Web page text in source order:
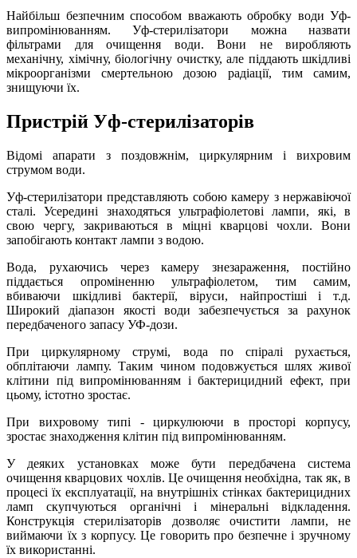
Найбільш безпечним способом вважають обробку води Уф-
випромінюванням. Уф-стерилізатори можна назвати
фільтрами для очищення води. Вони не виробляють
механічну, хімічну, біологічну очистку, але піддають шкідливі
мікроорганізми смертельною дозою радіації, тим самим,
знищуючи їх.
Пристрій Уф-стерилізаторів
Відомі апарати з поздовжнім, циркулярним і вихровим
струмом води.
Уф-стерилізатори представляють собою камеру з нержавіючої
сталі. Усередині знаходяться ультрафіолетові лампи, які, в
свою чергу, закриваються в міцні кварцові чохли. Вони
запобігають контакт лампи з водою.
Вода, рухаючись через камеру знезараження, постійно
піддається опроміненню ультрафіолетом, тим самим,
вбиваючи шкідливі бактерії, віруси, найпростіші і т.д.
Широкий діапазон якості води забезпечується за рахунок
передбаченого запасу УФ-дози.
При циркулярному струмі, вода по спіралі рухається,
обплітаючи лампу. Таким чином подовжується шлях живої
клітини під випромінюванням і бактерицидний ефект, при
цьому, істотно зростає.
При вихровому типі - циркулюючи в просторі корпусу,
зростає знаходження клітин під випромінюванням.
У деяких установках може бути передбачена система
очищення кварцових чохлів. Це очищення необхідна, так як, в
процесі їх експлуатації, на внутрішніх стінках бактерицидних
ламп скупчуються органічні і мінеральні відкладення.
Конструкція стерилізаторів дозволяє очистити лампи, не
виймаючи їх з корпусу. Це говорить про безпечне і зручному
їх використанні.